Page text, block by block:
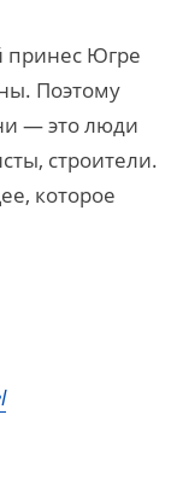
принес Югре
Поэтому
— это люди
строители.
которое